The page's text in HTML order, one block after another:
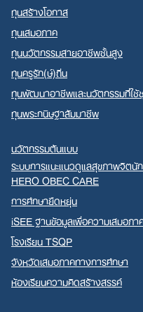
ทุนสร้างโอกาส
ทุนเสมอภาค
ทุนนวัตกรรมสายอาชีพชั้นสูง
ทุนครูรัก(ษ์)ถิ่น
ทุนพัฒนาอาชีพและนวัตกรรมที่ใช้
ทุนพระกนิษฐาสัมมาชีพ
นวัตกรรมต้นแบบ
ระบบการแนะแนวดูแลสุขภาพจิตนั
HERO OBEC CARE
การศึกษายืดหยุ่น
iSEE ฐานข้อมูลเพื่อความเสมอภ
โรงเรียน TSQP
จังหวัดเสมอภาคทางการศึกษา
ห้องเรียนความคิดสร้างสรรค์